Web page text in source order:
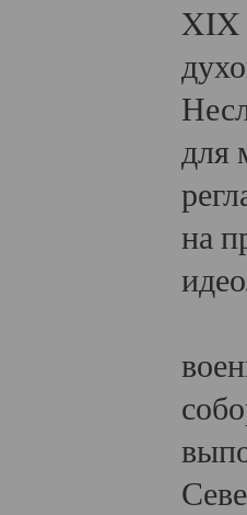
XIX
для
на